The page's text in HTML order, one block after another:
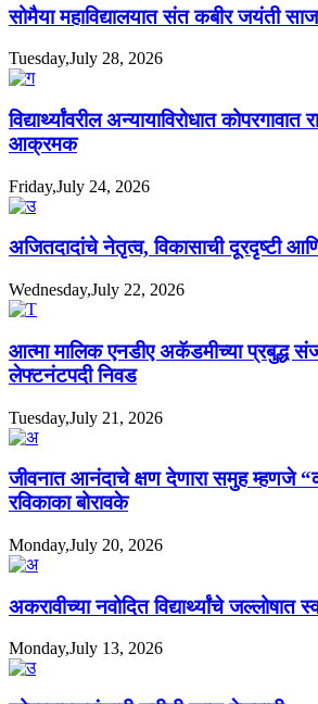
सोमैया महाविद्यालयात संत कबीर जयंती
Tuesday,July 28, 2026
विद्यार्थ्यांवरील अन्यायाविरोधात कोपरगावात
आक्रमक
Friday,July 24, 2026
अजितदादांचे नेतृत्व, विकासाची दूरदृष्टी
Wednesday,July 22, 2026
आत्मा मालिक एनडीए अकॅडमीच्या प्रबुद्ध
लेफ्टनंटपदी निवड
Tuesday,July 21, 2026
जीवनात आनंदाचे क्षण देणारा समुह
रविकाका बोरावके
Monday,July 20, 2026
अकरावीच्या नवोदित विद्यार्थ्यांचे जल्लोषात
Monday,July 13, 2026